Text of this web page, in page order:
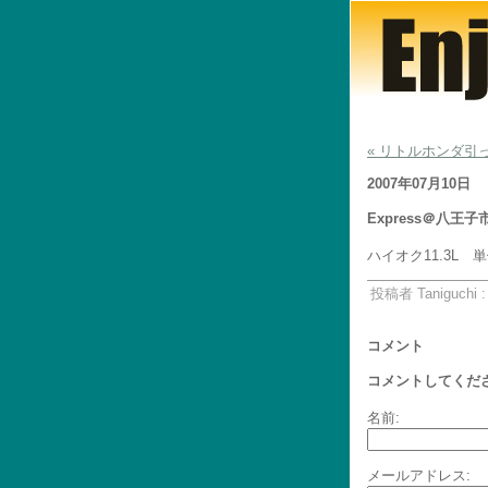
« リトルホンダ引
2007年07月10日
Express＠八王子
ハイオク11.3L 単
投稿者 Taniguchi
コメント
コメントしてくだ
名前:
メールアドレス: